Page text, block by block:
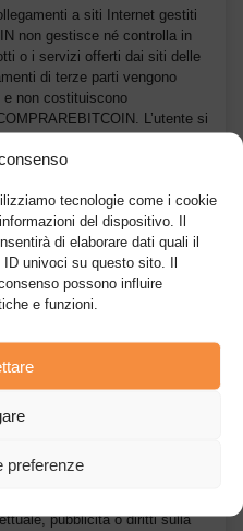
tecnologie come i cookie
del dispositivo. Il
di elaborare dati quali il
univoci su questo sito. Il
possono influire
e funzioni.
preferenze
a siti Internet gestiti
non gestisce né controlla in
o i servizi offerti dai siti delle
di terze parti vengono
e non costituiscono
L’utente si
per usufruire dei
per: calunnia, molestia,
violazione dei diritti stabiliti
pubblicità o diritti sulla